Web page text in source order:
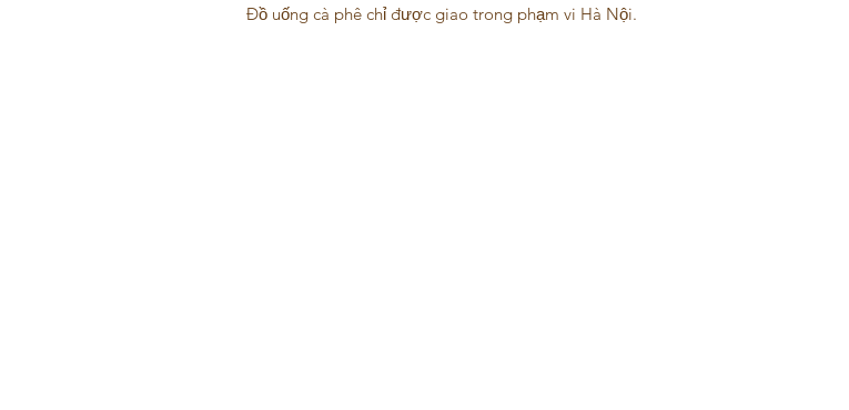
Đồ uống cà phê chỉ được giao trong phạm vi Hà Nội.